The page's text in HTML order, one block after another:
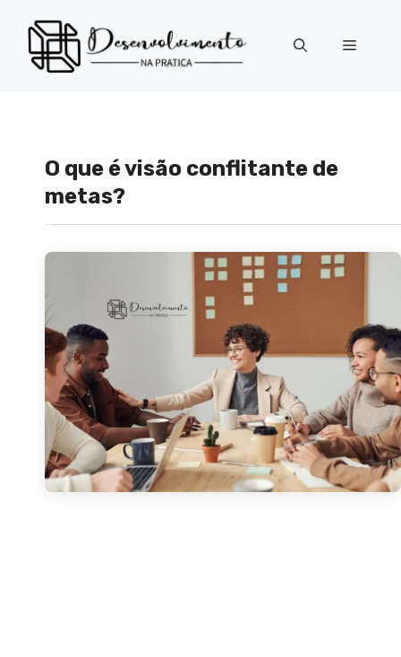
para
conteúdo
Menu
O que é visão conflitante de
metas?